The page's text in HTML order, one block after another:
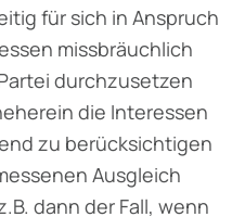
für sich in Anspruch
missbräuchlich
durchzusetzen
die Interessen
zu berücksichtigen
Ausgleich
dann der Fall, wenn